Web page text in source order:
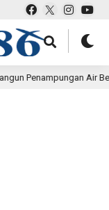
Air Bersama